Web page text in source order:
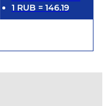
1 RUB = 146.19